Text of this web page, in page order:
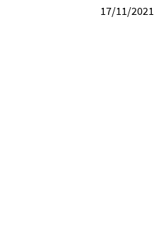
17/11/2021